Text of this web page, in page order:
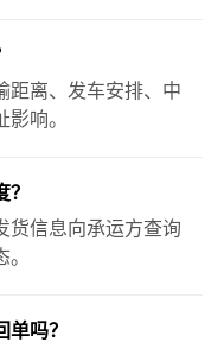
距离、发车安排、中
响。
货信息向承运方查询
吗？